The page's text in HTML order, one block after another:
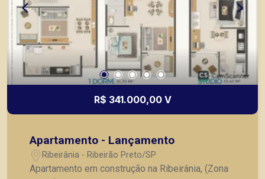
R$ 341.000,00 V
Apartamento - Lançamento
Ribeirânia - Ribeirão Preto/SP
Apartamento em construção na Ribeirânia, (Zona